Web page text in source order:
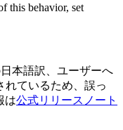
this behavior, set
本語訳、ユーザーへ
れているため、誤っ
は公式リリースノート